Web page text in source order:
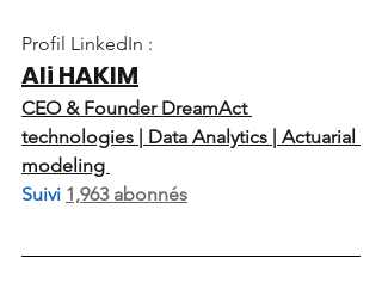
Profil LinkedIn :
Ali HAKIM
CEO & Founder DreamAct
technologies | Data Analytics | Actuarial
modeling
Suivi 1,963 abonnés